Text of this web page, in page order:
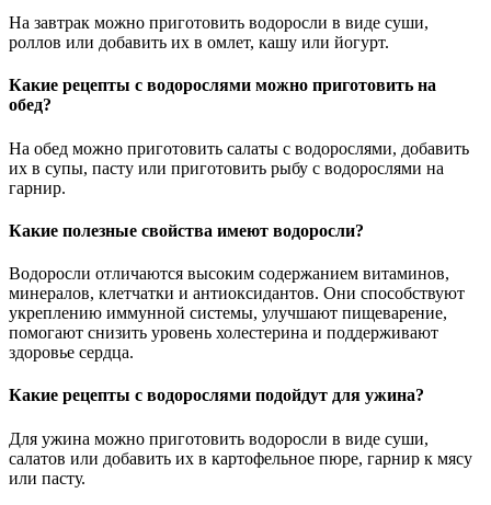
На завтрак можно приготовить водоросли в виде суши,
роллов или добавить их в омлет, кашу или йогурт.
Какие рецепты с водорослями можно приготовить на
обед?
На обед можно приготовить салаты с водорослями, добавить
их в супы, пасту или приготовить рыбу с водорослями на
гарнир.
Какие полезные свойства имеют водоросли?
Водоросли отличаются высоким содержанием витаминов,
минералов, клетчатки и антиоксидантов. Они способствуют
укреплению иммунной системы, улучшают пищеварение,
помогают снизить уровень холестерина и поддерживают
здоровье сердца.
Какие рецепты с водорослями подойдут для ужина?
Для ужина можно приготовить водоросли в виде суши,
салатов или добавить их в картофельное пюре, гарнир к мясу
или пасту.